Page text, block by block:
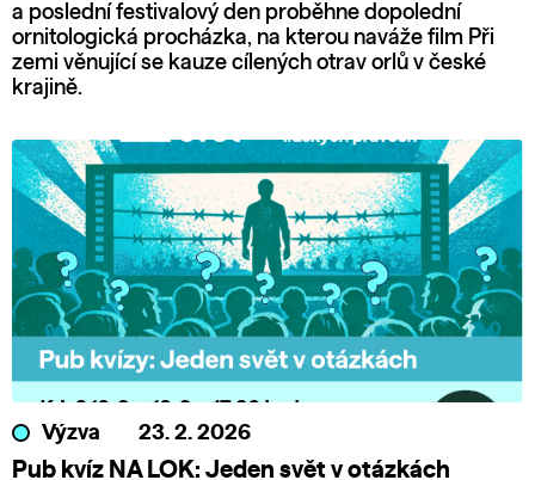
a poslední festivalový den proběhne dopolední
ornitologická procházka, na kterou naváže film Při
zemi věnující se kauze cílených otrav orlů v české
krajině.
Výzva 23. 2. 2026
Pub kvíz NA LOK: Jeden svět v otázkách